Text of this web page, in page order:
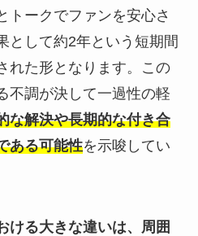
トークでファンを安心さ
として約2年という短期間
れた形となります。この
不調が決して一過性の軽
な解決や長期的な付き合
ある可能性を示唆してい
ける大きな違いは、周囲